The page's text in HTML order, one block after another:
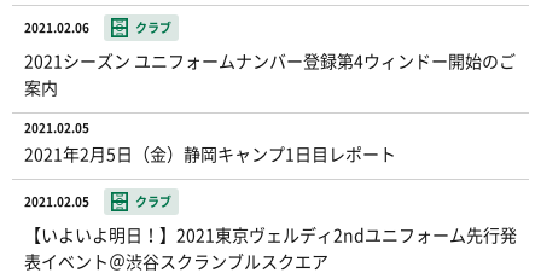
2021.02.06 クラブ
2021シーズン ユニフォームナンバー登録第4ウィンドー開始のご
案内
2021.02.05
2021年2月5日（金）静岡キャンプ1日目レポート
2021.02.05 クラブ
【いよいよ明日！】2021東京ヴェルディ2ndユニフォーム先行発
表イベント＠渋谷スクランブルスクエア